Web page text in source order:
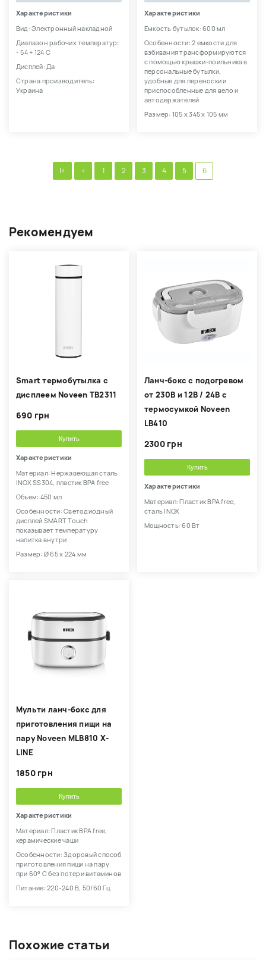
Характеристики
Вид: Электронный накладной
Диапазон рабочих температур:
- 54 + 124 С
Дисплей: Да
Страна производитель:
Украина
Характеристики
Емкость бутылок: 600 мл
Особенности: 2 емкости для
взбивания трансформируются
с помощью крышки-поильника в
персональные бутылки,
удобные для переноски и
приспособленные для вело и
автодержателей
Размер: 105 х 345 х 105 мм
|< < 1 2 3 4 5 6
Рекомендуем
Smart термобутылка с
дисплеем Noveen TB2311
690 грн
Купить
Характеристики
Материал: Нержавеющая сталь
INOX SS304, пластик BPA free
Объем: 450 мл
Особенности: Светодиодный
дисплей SMART Touch
показывает температуру
напитка внутри
Размер: Ø 65 x 224 мм
Ланч-бокс с подогревом
от 230В и 12В / 24В с
термосумкой Noveen
LB410
2300 грн
Купить
Характеристики
Материал: Пластик BPA free,
сталь INOX
Мощность: 60 Вт
Мульти ланч-бокс для
приготовления пищи на
пару Noveen MLB810 X-
LINE
1850 грн
Купить
Характеристики
Материал: Пластик BPA free,
керамические чаши
Особенности: Здоровый способ
приготовления пищи на пару
при 60° С без потери витаминов
Питание: 220-240 В, 50/60 Гц
Похожие статьи